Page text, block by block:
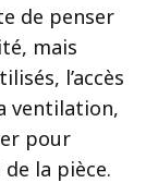
de penser
mais
l’accès
ventilation,
pour
la pièce.